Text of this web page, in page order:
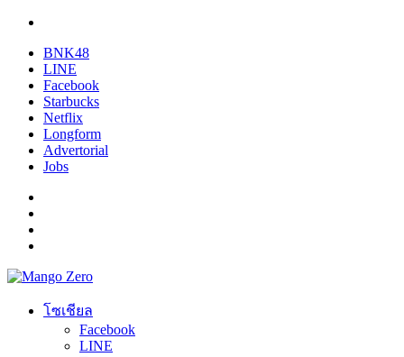
BNK48
LINE
Facebook
Starbucks
Netflix
Longform
Advertorial
Jobs
โซเชียล
Facebook
LINE